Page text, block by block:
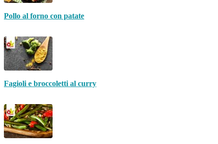
Pollo al forno con patate
Fagioli e broccoletti al curry